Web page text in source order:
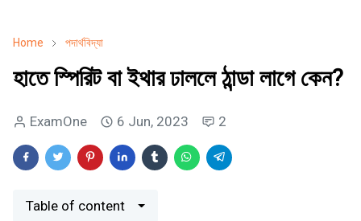
Home পদার্থবিদ্যা
হাতে স্পিরিট বা ইথার ঢাললে ঠান্ডা লাগে কেন?
ExamOne 6 Jun, 2023 2
Table of content